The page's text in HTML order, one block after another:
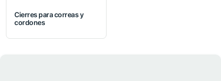
Cierres para correas y
cordones